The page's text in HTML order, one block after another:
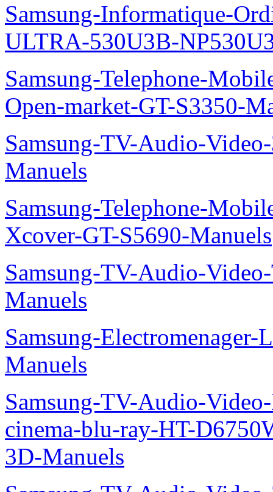
Samsung-Informatique-
ULTRA-530U3B-
Samsung-Telephone-
Open-market-GT-S3350-
Samsung-TV-Audio-
Manuels
Samsung-Telephone-
Xcover-GT-S5690-Manuels
Samsung-TV-Audio-
Manuels
Samsung-
Manuels
Samsung-TV-Audio-
cinema-blu-ray-HT-
3D-Manuels